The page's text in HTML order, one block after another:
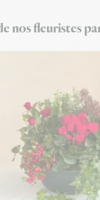
nos fleuristes